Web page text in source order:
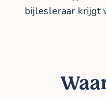
bijlesleraar krijgt